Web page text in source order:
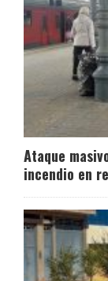
Ataque
incendio en